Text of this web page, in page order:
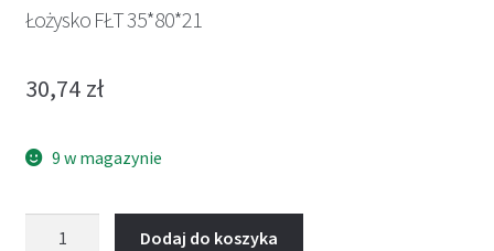
Łożysko FŁT 35*80*21
30,74 zł
9 w magazynie
Dodaj do koszyka